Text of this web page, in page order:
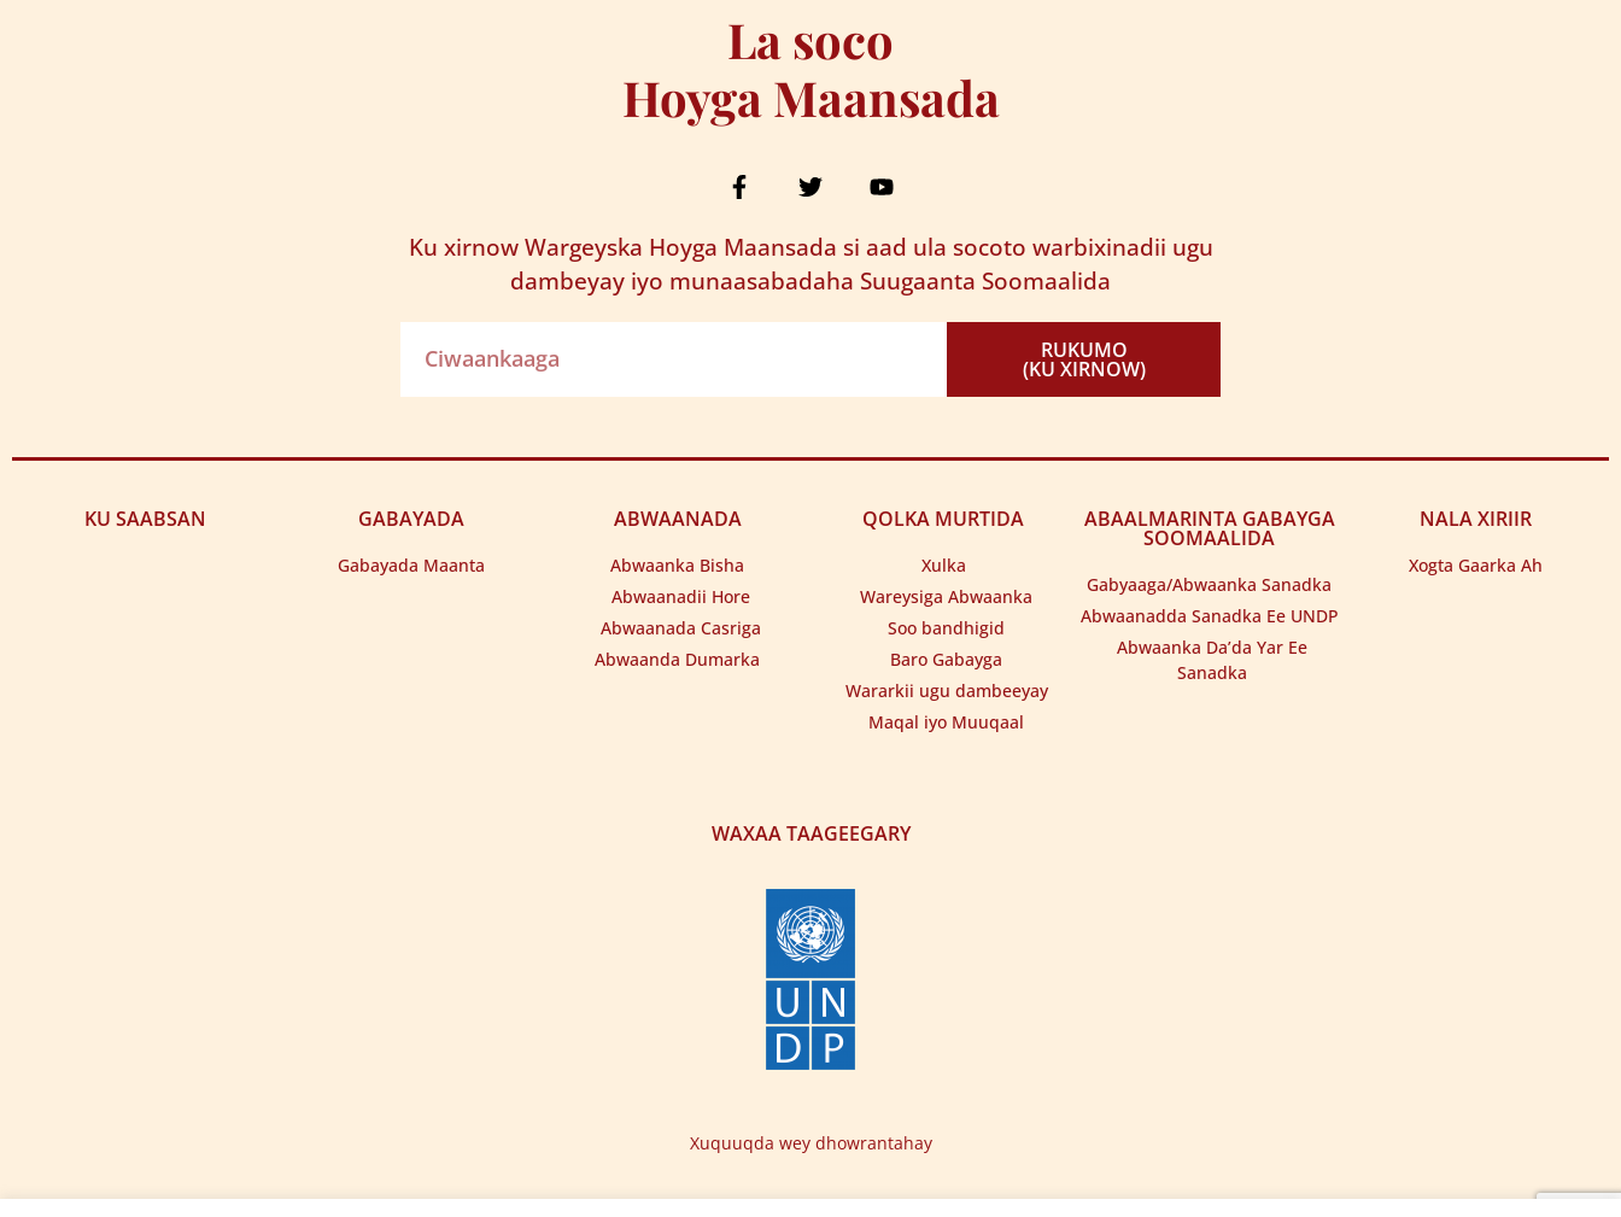
La soco
Hoyga Maansada
Ku xirnow Wargeyska Hoyga Maansada si aad ula socoto warbixinadii ugu
dambeyay iyo munaasabadaha Suugaanta Soomaalida
RUKUMO
(KU XIRNOW)
KU SAABSAN GABAYADA
Gabayada Maanta
ABWAANADA
Abwaanka Bisha
Abwaanadii Hore
Abwaanada Casriga
Abwaanda Dumarka
QOLKA MURTIDA
Xulka
Wareysiga Abwaanka
Soo bandhigid
Baro Gabayga
Wararkii ugu dambeeyay
Maqal iyo Muuqaal
ABAALMARINTA GABAYGA
SOOMAALIDA
Gabyaaga/Abwaanka Sanadka
Abwaanadda Sanadka Ee UNDP
Abwaanka Da’da Yar Ee
Sanadka
NALA XIRIIR
Xogta Gaarka Ah
WAXAA TAAGEEGARY
Xuquuqda wey dhowrantahay